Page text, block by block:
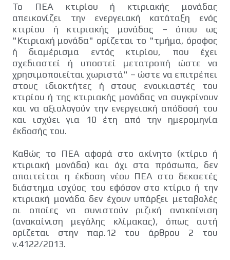
Το ΠΕΑ κτιρίου ή κτιριακής μονάδας
απεικονίζει την ενεργειακή κατάταξη ενός
κτιρίου ή κτιριακής μονάδας – όπου ως
"Κτιριακή μονάδα" ορίζεται το "τμήμα, όροφος
ή διαμέρισμα εντός κτιρίου, που έχει
σχεδιαστεί ή υποστεί μετατροπή ώστε να
χρησιμοποιείται χωριστά" – ώστε να επιτρέπει
στους ιδιοκτήτες ή στους ενοικιαστές του
κτιρίου ή της κτιριακής μονάδας να συγκρίνουν
και να αξιολογούν την ενεργειακή απόδοσή του
και ισχύει για 10 έτη από την ημερομηνία
έκδοσής του.
Καθώς το ΠΕΑ αφορά στο ακίνητο (κτίριο ή
κτιριακή μονάδα) και όχι στα πρόσωπα, δεν
απαιτείται η έκδοση νέου ΠΕΑ στο δεκαετές
διάστημα ισχύος του εφόσον στο κτίριο ή την
κτιριακή μονάδα δεν έχουν υπάρξει μεταβολές
οι οποίες να συνιστούν ριζική ανακαίνιση
(ανακαίνιση μεγάλης κλίμακας), όπως αυτή
ορίζεται στην παρ.12 του άρθρου 2 του
ν.4122/2013.